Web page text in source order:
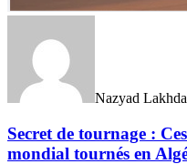
Nazyad
Secret de tournage :
mondial tournés en